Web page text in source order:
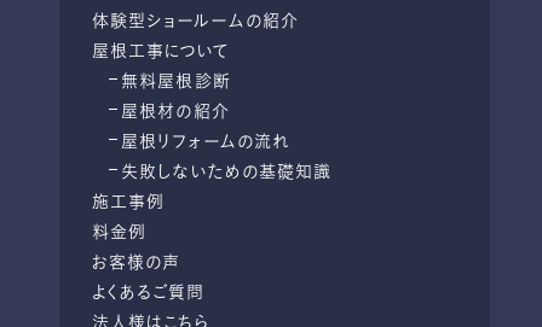
体験型ショールームの紹介
屋根工事について
無料屋根診断
屋根材の紹介
屋根リフォームの流れ
失敗しないための基礎知識
施工事例
料金例
お客様の声
よくあるご質問
法人様はこちら